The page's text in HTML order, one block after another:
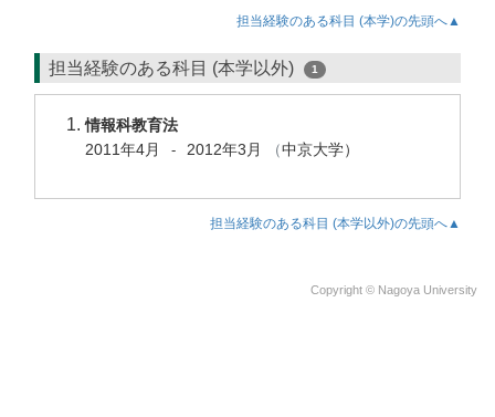
担当経験のある科目 (本学)の先頭へ▲
担当経験のある科目 (本学以外) 1
情報科教育法
2011年4月
- 2012年3月 （中京大学）
担当経験のある科目 (本学以外)の先頭へ▲
Copyright © Nagoya University